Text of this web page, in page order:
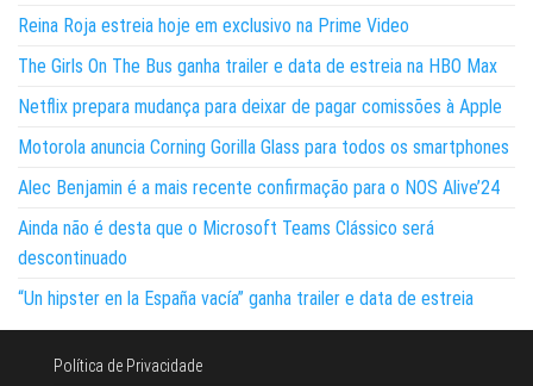
Reina Roja estreia hoje em exclusivo na Prime Video
The Girls On The Bus ganha trailer e data de estreia na HBO Max
Netflix prepara mudança para deixar de pagar comissões à Apple
Motorola anuncia Corning Gorilla Glass para todos os smartphones
Alec Benjamin é a mais recente confirmação para o NOS Alive’24
Ainda não é desta que o Microsoft Teams Clássico será
descontinuado
“Un hipster en la España vacía” ganha trailer e data de estreia
Política de Privacidade